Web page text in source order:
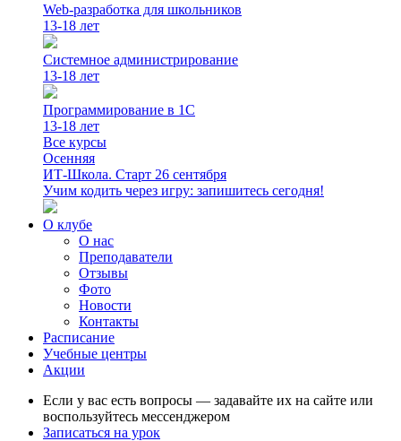
Web-разработка для школьников
13-18 лет
Системное администрирование
13-18 лет
Программирование в 1С
13-18 лет
Все курсы
Осенняя
ИТ-Школа. Старт 26 сентября
Учим кодить через игру: запишитесь сегодня!
О клубе
О нас
Преподаватели
Отзывы
Фото
Новости
Контакты
Расписание
Учебные центры
Акции
Если у вас есть вопросы — задавайте их на сайте или
воспользуйтесь мессенджером
Записаться на урок